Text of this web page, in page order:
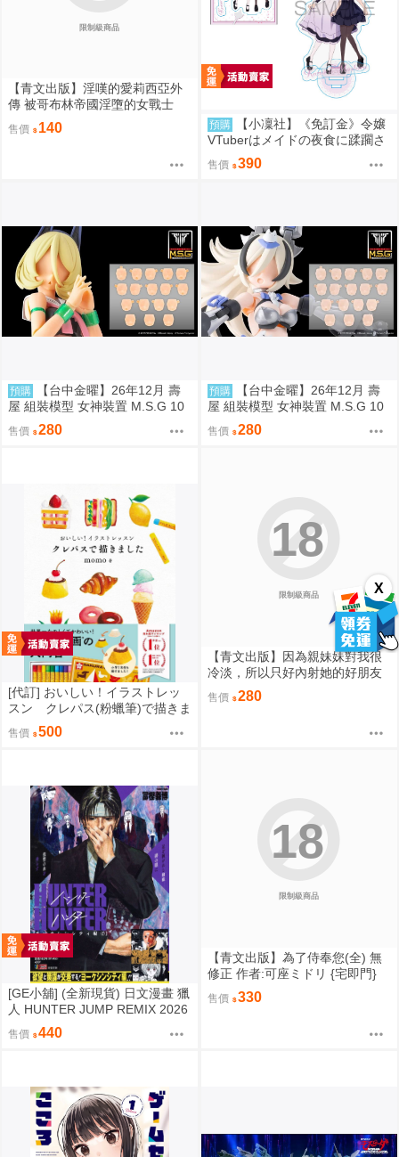
X
限制級商品
【青文出版】淫嘆的愛莉西亞外
傳 被哥布林帝國淫墮的女戰士
(全) 作者:H9 {宅即門}
售價 140 預購
【小凜社】《免訂金》令嬢
VTuberはメイドの夜食に蹂躙さ
れる ～禁断ご飯で食レポ生配信
～ 1 附Melonbooks特典
售價 390
預購
【台中金曜】26年12月 壽
屋 組裝模型 女神裝置 M.S.G 10
臉部套組 PUNI☆MOFU 用 膚色
D 0819
售價 280
預購
【台中金曜】26年12月 壽
屋 組裝模型 女神裝置 M.S.G 10
臉部套組 PUNI☆MOFU 用 膚色
C 0819
售價 280
[代訂] おいしい！イラストレッ
スン クレパス(粉蠟筆)で描きま
した 日文書 9784522441558
售價 500
限制級商品
18
【青文出版】因為親妹妹對我很
冷淡，所以只好內射她的好朋友
(全) 無修正 作者:あきさかやもか
{宅即門}
售價 280
[GE小舖] (全新現貨) 日文漫畫 獵
人 HUNTER JUMP REMIX 2026
年 新封面再版 第5卷 庫洛洛
售價 440
限制級商品
18
【青文出版】為了侍奉您(全) 無
修正 作者:可座ミドリ {宅即門}
售價 330